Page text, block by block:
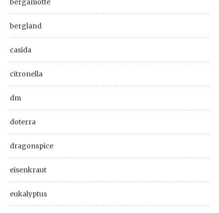
bergamotte
bergland
casida
citronella
dm
doterra
dragonspice
eisenkraut
eukalyptus